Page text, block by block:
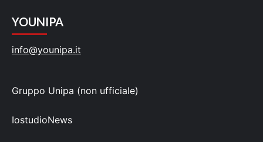
YOUNIPA
info@younipa.it
Gruppo Unipa (non ufficiale)
IostudioNews